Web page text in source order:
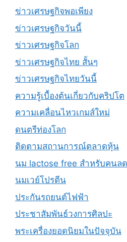
ข่าวเศรษฐกิจพอเพียง
ข่าวเศรษฐกิจวันนี้
ข่าวเศรษฐกิจโลก
ข่าวเศรษฐกิจไทย สั้นๆ
ข่าวเศรษฐกิจไทยวันนี้
ความรู้เบื้องต้นเกี่ยวกับคริปโต
ความเคลื่อนไหวเกมส์ใหม่
ดนตรีท่องโลก
ติดตามสถานการณ์ตลาดหุ้น
นม lactose free สำหรับคนล
นมเวย์โปรตีน
ประกันรถยนต์ไฟฟ้า
ประชาสัมพันธ์วงการศิลปะ
พระเครื่องยอดนิยมในปัจจุบัน